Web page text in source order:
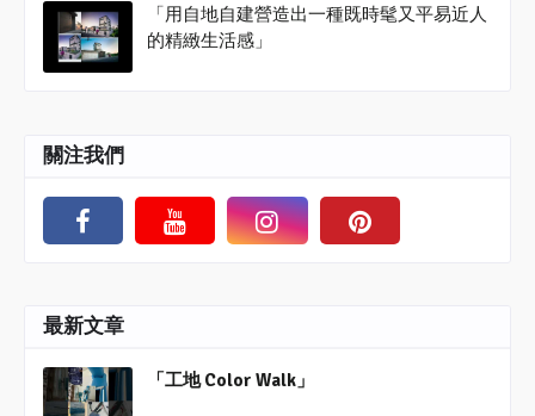
「用自地自建營造出一種既時髦又平易近人
的精緻生活感」
關注我們
最新文章
「工地 Color Walk」